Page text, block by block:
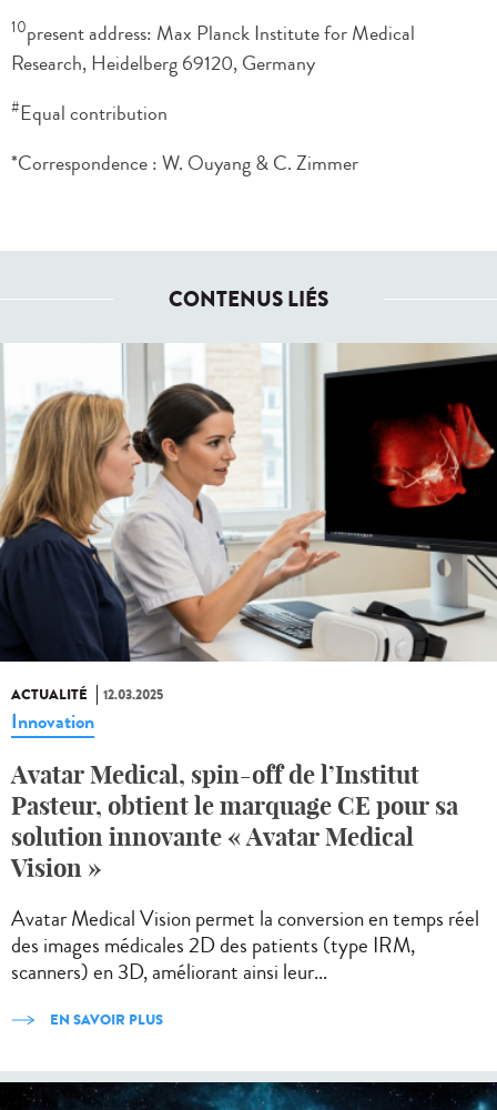
10present address: Max Planck Institute for Medical
Research, Heidelberg 69120, Germany
#Equal contribution
*Correspondence : W. Ouyang & C. Zimmer
CONTENUS LIÉS
ACTUALITÉ 12.03.2025
Innovation
Avatar Medical, spin-off de l’Institut
Pasteur, obtient le marquage CE pour sa
solution innovante « Avatar Medical
Vision »
Avatar Medical Vision permet la conversion en temps réel
des images médicales 2D des patients (type IRM,
scanners) en 3D, améliorant ainsi leur...
EN SAVOIR PLUS